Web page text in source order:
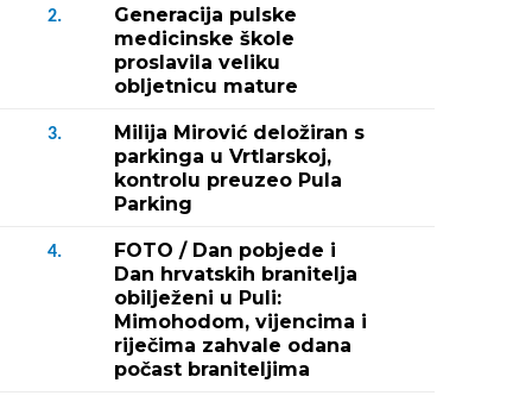
2.
Generacija pulske
medicinske škole
proslavila veliku
obljetnicu mature
3.
Milija Mirović deložiran s
parkinga u Vrtlarskoj,
kontrolu preuzeo Pula
Parking
4.
FOTO / Dan pobjede i
Dan hrvatskih branitelja
obilježeni u Puli:
Mimohodom, vijencima i
riječima zahvale odana
počast braniteljima